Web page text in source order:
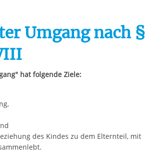
Umgang nach §
hat folgende Ziele:
des Kindes zu dem Elternteil, mit